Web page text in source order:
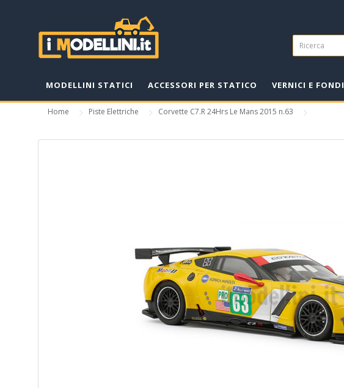
MODELLINI STATICI ACCESSORI PER STATICO VERNICI E FONDI
Home Piste Elettriche Corvette C7.R 24Hrs Le Mans 2015 n.63